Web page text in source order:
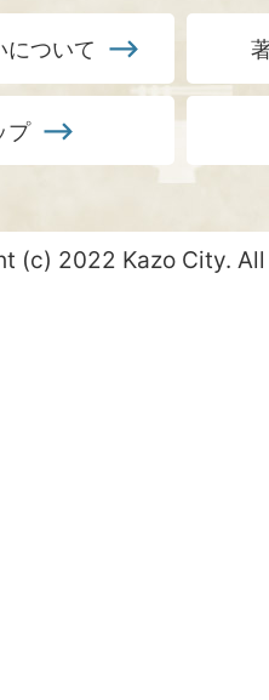
について
プ
(c) 2022 Kazo City.